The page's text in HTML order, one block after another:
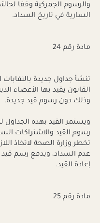
والرسوم الجمركية وفقا
السارية في تاريخ السداد.
مادة رقم 24
تنشأ جداول جديدة بالنقابات
القانون يقيد بها الأعضاء
وذلك دون رسوم قيد جديدة.
ويستمر القيد بهذه
رسوم القيد والاشتراكات
تخطر وزارة الصحة لاتخاذ
عدم السداد، ويدفع رسم
إعادة القيد.
مادة رقم 25